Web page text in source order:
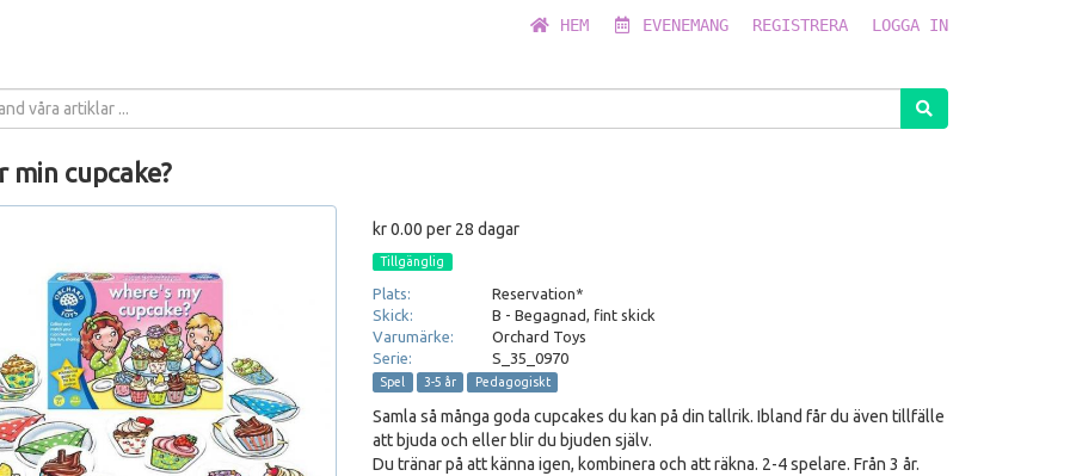
HEM EVENEMANG REGISTRERA LOGGA IN
min cupcake?
kr 0.00 per 28 dagar
Tillgänglig
Plats:
Reservation*
Skick:
B - Begagnad, fint skick
Varumärke:
Orchard Toys
Serie:
S_35_0970
Spel 3-5 år Pedagogiskt
Samla så många goda cupcakes du kan på din tallrik. Ibland får du även tillfälle
att bjuda och eller blir du bjuden själv.
Du tränar på att känna igen, kombinera och att räkna. 2-4 spelare. Från 3 år.